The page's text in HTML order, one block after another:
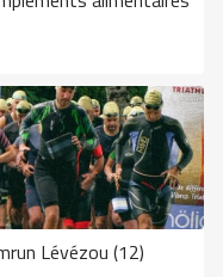
week-end | Swimrun Lévézou (12)